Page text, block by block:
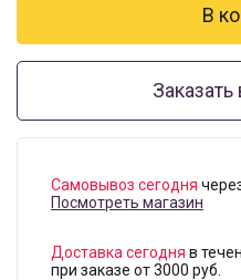
Самовывоз сегодня
Посмотреть магазин
Доставка сегодня в
при заказе от 3000 руб.